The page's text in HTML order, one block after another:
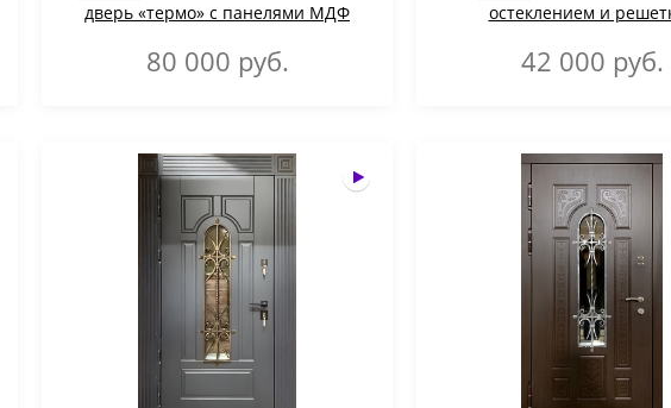
дверь «термо» с панелями МДФ
80 000 руб.
остеклением и
42 000 руб.